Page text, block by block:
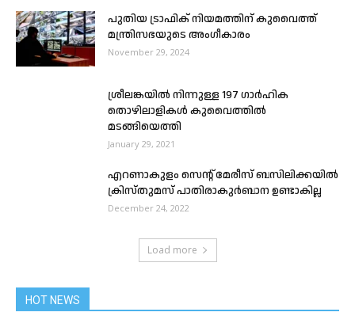
പുതിയ ട്രാഫിക് നിയമത്തിന് കുവൈത്ത്
മന്ത്രിസഭയുടെ അംഗീകാരം
November 29, 2024
ശ്രീലങ്കയിൽ നിന്നുള്ള 197 ഗാർഹിക
തൊഴിലാളികൾ കുവൈത്തിൽ
മടങ്ങിയെത്തി
January 29, 2021
എറണാകുളം സെന്റ് മേരീസ് ബസിലിക്കയിൽ
ക്രിസ്തുമസ് പാതിരാകുർബാന ഉണ്ടാകില്ല
December 24, 2022
Load more
HOT NEWS